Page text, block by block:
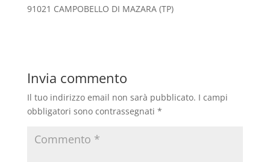
91021 CAMPOBELLO DI MAZARA (TP)
Invia commento
Il tuo indirizzo email non sarà pubblicato. I campi
obbligatori sono contrassegnati *